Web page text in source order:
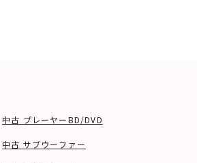
中古 プレーヤーBD/DVD
中古 サブウーファー